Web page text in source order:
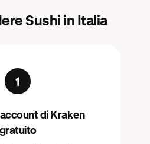
Sushi in Italia
di Kraken
gratuito